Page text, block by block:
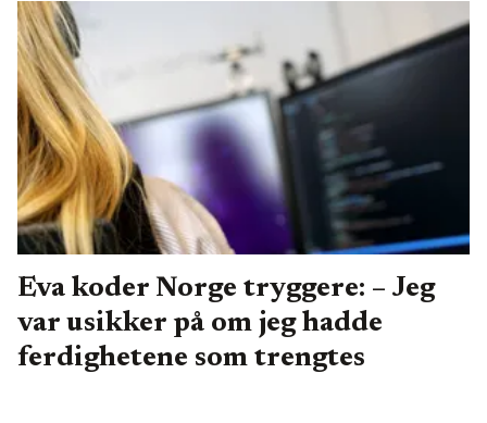
Eva koder Norge tryggere: – Jeg
var usikker på om jeg hadde
ferdighetene som trengtes